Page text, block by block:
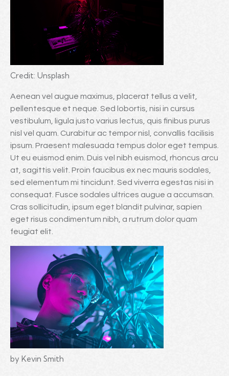
Credit: Unsplash
Aenean vel augue maximus, placerat tellus a velit,
pellentesque et neque. Sed lobortis, nisi in cursus
vestibulum, ligula justo varius lectus, quis finibus purus
nisl vel quam. Curabitur ac tempor nisl, convallis facilisis
ipsum. Praesent malesuada tempus dolor eget tempus.
Ut eu euismod enim. Duis vel nibh euismod, rhoncus arcu
at, sagittis velit. Proin faucibus ex nec mauris sodales,
sed elementum mi tincidunt. Sed viverra egestas nisi in
consequat. Fusce sodales ultrices augue a accumsan.
Cras sollicitudin, ipsum eget blandit pulvinar, sapien
eget risus condimentum nibh, a rutrum dolor quam
feugiat elit.
by Kevin Smith